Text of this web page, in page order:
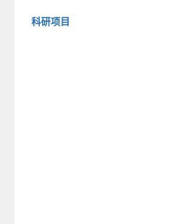
科研项目